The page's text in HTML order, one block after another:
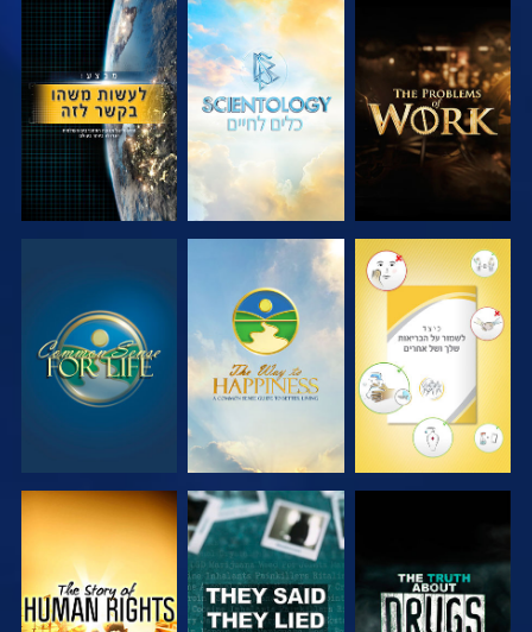
בדוק את הסדרה בדוק את הסדרה צפה
צפה צפה צפה
צפה צפה